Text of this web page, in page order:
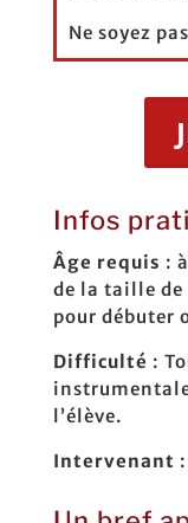
Ne soyez
Infos
Âge requis :
de la taille de
pour débuter
Difficulté :
l’élève.
Intervenant :